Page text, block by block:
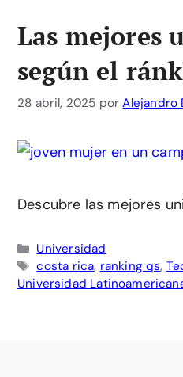
Las mejores
según el
28 abril, 2025 porAlejandro
Descubre las mejores
Categorías
Universidad
Etiquetas
costa rica, ranking qs,
Universidad